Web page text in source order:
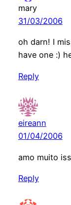
mary
31/03/2006
oh darn! I
have one :)
Reply
eireann
01/04/2006
amo muito
Reply